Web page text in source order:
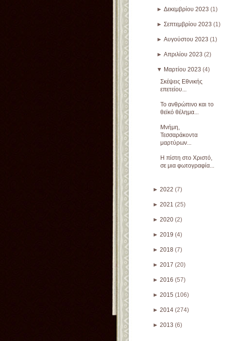
► Δεκεμβρίου 2023 (1)
► Σεπτεμβρίου 2023 (1)
► Αυγούστου 2023 (1)
► Απριλίου 2023 (2)
▼ Μαρτίου 2023 (4)
Σκέψεις Εθνικής
επετείου...
Το ανθρώπινο και το
θεϊκό θέλημα...
Μνήμη,
Τεσσαράκοντα
μαρτύρων...
Η πίστη στο Χριστό,
σε μια φωτογραφία...
► 2022 (7)
► 2021 (25)
► 2020 (2)
► 2019 (4)
► 2018 (7)
► 2017 (20)
► 2016 (57)
► 2015 (106)
► 2014 (274)
► 2013 (6)